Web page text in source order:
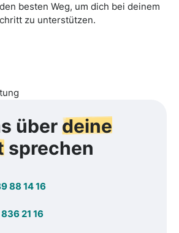
besten Weg, um dich bei deinem
zu unterstützen.
überdeine
sprechen
88 14 16
21 16